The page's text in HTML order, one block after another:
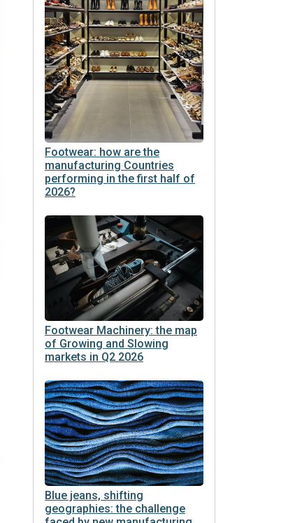
Footwear: how are the
manufacturing Countries
performing in the first half of
2026?
Footwear Machinery: the map
of Growing and Slowing
markets in Q2 2026
Blue jeans, shifting
geographies: the challenge